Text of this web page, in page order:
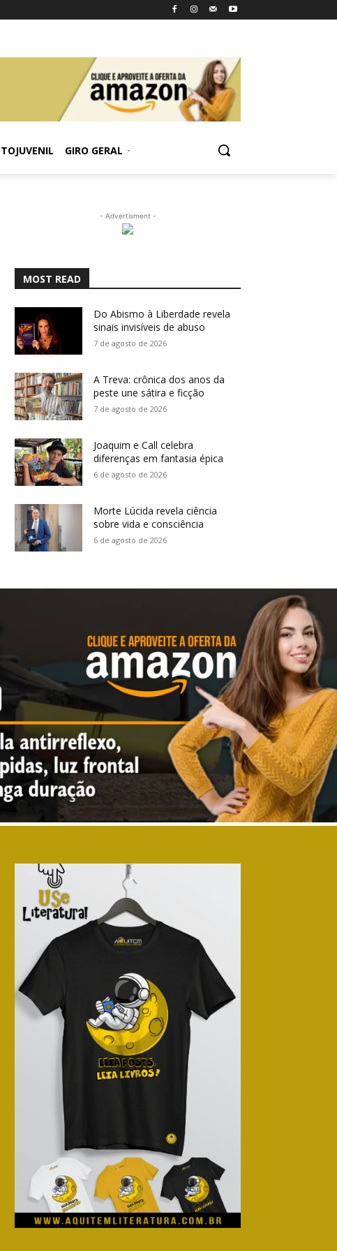
GIRO GERAL
- Advertisment -
MOST READ
Do Abismo à Liberdade revela
sinais invisíveis de abuso
7 de agosto de 2026
A Treva: crônica dos anos da
peste une sátira e ficção
7 de agosto de 2026
Joaquim e Call celebra
diferenças em fantasia épica
6 de agosto de 2026
Morte Lúcida revela ciência
sobre vida e consciência
6 de agosto de 2026